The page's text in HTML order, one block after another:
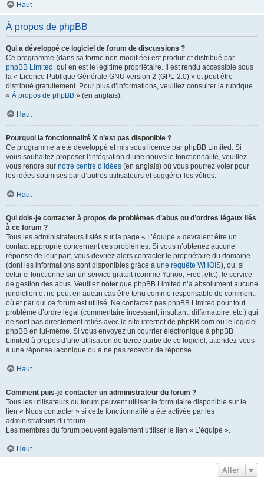
Haut
À propos de phpBB
Qui a développé ce logiciel de forum de discussions ?
Ce programme (dans sa forme non modifiée) est produit et distribué par
phpBB Limited , qui en est le légitime propriétaire. Il est rendu accessible sous
la « Licence Publique Générale GNU version 2 (GPL-2.0) » et peut être
distribué gratuitement. Pour plus d’informations, veuillez consulter la rubrique
« À propos de phpBB » (en anglais).
Haut
Pourquoi la fonctionnalité X n’est pas disponible ?
Ce programme a été développé et mis sous licence par phpBB Limited. Si
vous souhaitez proposer l’intégration d’une nouvelle fonctionnalité, veuillez
vous rendre sur notre centre d’idées (en anglais) où vous pourrez voter pour
les idées soumises par d’autres utilisateurs et suggérer les vôtres.
Haut
Qui dois-je contacter à propos de problèmes d’abus ou d’ordres légaux liés
à ce forum ?
Tous les administrateurs listés sur la page « L’équipe » devraient être un
contact approprié concernant ces problèmes. Si vous n’obtenez aucune
réponse de leur part, vous devriez alors contacter le propriétaire du domaine
(dont les informations sont disponibles grâce à une requête WHOIS), ou, si
celui-ci fonctionne sur un service gratuit (comme Yahoo, Free, etc.), le service
de gestion des abus. Veuillez noter que phpBB Limited n’a absolument aucune
juridiction et ne peut en aucun cas être tenu comme responsable de comment,
où et par qui ce forum est utilisé. Ne contactez pas phpBB Limited pour tout
problème d’ordre légal (commentaire incessant, insultant, diffamatoire, etc.) qui
ne sont pas directement reliés avec le site internet de phpBB.com ou le logiciel
phpBB en lui-même. Si vous envoyez un courrier électronique à phpBB
Limited à propos d’une utilisation de tierce partie de ce logiciel, attendez-vous
à une réponse laconique ou à ne pas recevoir de réponse.
Haut
Comment puis-je contacter un administrateur du forum ?
Tous les utilisateurs du forum peuvent utiliser le formulaire disponible sur le
lien « Nous contacter » si cette fonctionnalité a été activée par les
administrateurs du forum.
Les membres du forum peuvent également utiliser le lien « L’équipe ».
Haut
Aller